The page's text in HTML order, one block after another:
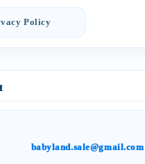
Policy
babyland.sale@gmail.com